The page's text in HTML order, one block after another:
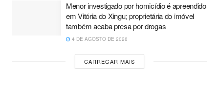
Menor investigado por homicídio é apreendido
em Vitória do Xingu; proprietária do imóvel
também acaba presa por drogas
4 DE AGOSTO DE 2026
CARREGAR MAIS